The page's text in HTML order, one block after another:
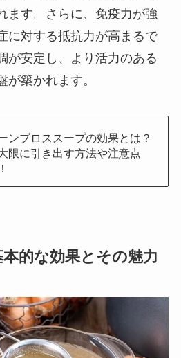
ます。さらに、免疫力が強
に対する抵抗力が高まるで
が安定し、より活力のある
が築かれます。
ンブロススープの効果とは？
限に引き出す方法や注意点
的な効果とその魅力